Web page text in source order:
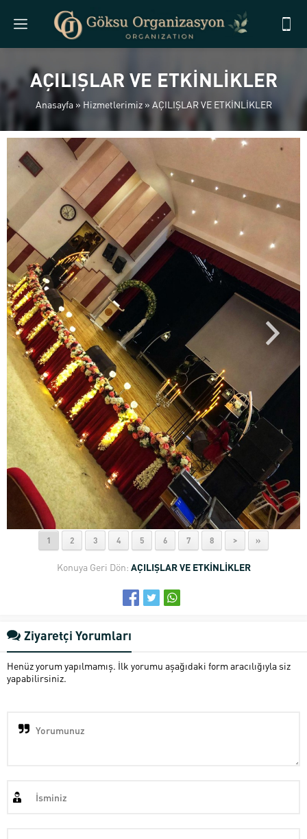
AÇILIŞLAR VE ETKİNLİKLER
Anasayfa» Hizmetlerimiz» AÇILIŞLAR VE ETKİNLİKLER
1 2 3 4 5 6 7 8 > »
Konuya Geri Dön: AÇILIŞLAR VE ETKİNLİKLER
Ziyaretçi Yorumları
Henüz yorum yapılmamış. İlk yorumu aşağıdaki form aracılığıyla siz
yapabilirsiniz.